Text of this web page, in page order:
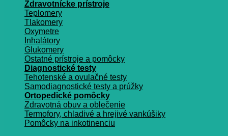
Zdravotnícke prístroje
Teplomery
Tlakomery
Oxymetre
Inhalátory
Glukomery
Ostatné prístroje a pomôcky
Diagnostické testy
Tehotenské a ovulačné testy
Samodiagnostické testy a prúžky
Ortopedické pomôcky
Zdravotná obuv a oblečenie
Termofory, chladivé a hrejivé vankúšiky
Pomôcky na inkotinenciu